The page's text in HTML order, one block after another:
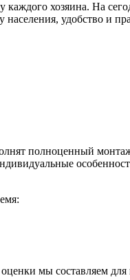
каждого хозяина. На
удобство и
полноценный
мы составляем